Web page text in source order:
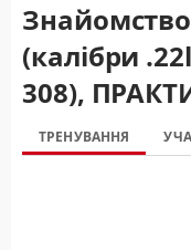
(калібри
308),
ТРЕНУВАННЯ